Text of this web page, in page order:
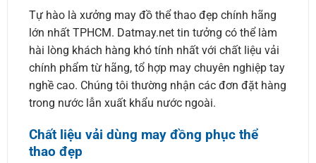
Tự hào là xưởng may đồ thể thao đẹp chính hãng
lớn nhất TPHCM. Datmay.net tin tưởng có thể làm
hài lòng khách hàng khó tính nhất với chất liệu vải
chính phẩm từ hãng, tổ hợp may chuyên nghiệp tay
nghề cao. Chúng tôi thường nhận các đơn đặt hàng
trong nước lẫn xuất khẩu nước ngoài.
Chất liệu vải dùng may đồng phục thể
thao đẹp